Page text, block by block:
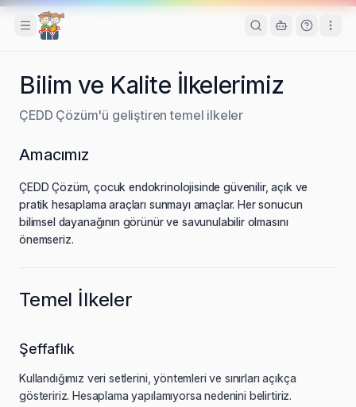
Toggle Sidebar
Bilim ve Kalite İlkelerimiz
ÇEDD Çözüm'ü geliştiren temel ilkeler
Amacımız
ÇEDD Çözüm, çocuk endokrinolojisinde güvenilir, açık ve
pratik hesaplama araçları sunmayı amaçlar. Her sonucun
bilimsel dayanağının görünür ve savunulabilir olmasını
önemseriz.
Temel İlkeler
Şeffaflık
Kullandığımız veri setlerini, yöntemleri ve sınırları açıkça
gösteririz. Hesaplama yapılamıyorsa nedenini belirtiriz.